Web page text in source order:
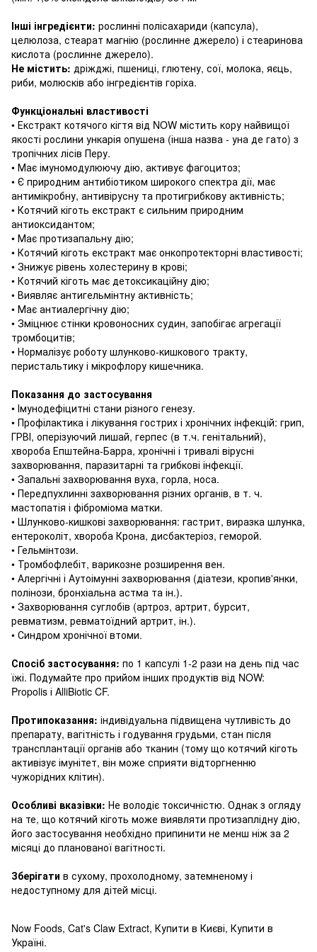
Інші інгредієнти: рослинні полісахариди (капсула),
целюлоза, стеарат магнію (рослинне джерело) і стеаринова
кислота (рослинне джерело).
Не містить: дріжджі, пшениці, глютену, сої, молока, яєць,
риби, молюсків або інгредієнтів горіха.
Функціональні властивості
• Екстракт котячого кігтя від NOW містить кору найвищої
якості рослини ункарія опушена (інша назва - уна де гато) з
тропічних лісів Перу.
• Має імуномодулюючу дію, активує фагоцитоз;
• Є природним антибіотиком широкого спектра дії, має
антимікробну, антивірусну та протигрибкову активність;
• Котячий кіготь екстракт є сильним природним
антиоксидантом;
• Має протизапальну дію;
• Котячий кіготь екстракт має онкопротекторні властивості;
• Знижує рівень холестерину в крові;
• Котячий кіготь має детоксикаційну дію;
• Виявляє антигельмінтну активність;
• Має антиалергічну дію;
• Зміцнює стінки кровоносних судин, запобігає агрегації
тромбоцитів;
• Нормалізує роботу шлунково-кишкового тракту,
перистальтику і мікрофлору кишечника.
Показання до застосування
• Імунодефіцитні стани різного генезу.
• Профілактика і лікування гострих і хронічних інфекцій: грип,
ГРВІ, оперізуючий лишай, герпес (в т.ч. генітальний),
хвороба Епштейна-Барра, хронічні і тривалі вірусні
захворювання, паразитарні та грибкові інфекції.
• Запальні захворювання вуха, горла, носа.
• Передпухлинні захворювання різних органів, в т. ч.
мастопатія і фіброміома матки.
• Шлунково-кишкові захворювання: гастрит, виразка шлунка,
ентероколіт, хвороба Крона, дисбактеріоз, геморой.
• Гельмінтози.
• Тромбофлебіт, варикозне розширення вен.
• Алергічні і Аутоімунні захворювання (діатези, кропив'янки,
полінози, бронхіальна астма та ін.).
• Захворювання суглобів (артроз, артрит, бурсит,
ревматизм, ревматоїдний артрит, ін.).
• Синдром хронічної втоми.
Спосіб застосування: по 1 капсулі 1-2 рази на день під час
їжі. Подумайте про прийом інших продуктів від NOW:
Propolis і AlliBiotic CF.
Протипоказання: індивідуальна підвищена чутливість до
препарату, вагітність і годування грудьми, стан після
трансплантації органів або тканин (тому що котячий кіготь
активізує імунітет, він може сприяти відторгненню
чужорідних клітин).
Особливі вказівки: Не володіє токсичністю. Однак з огляду
на те, що котячий кіготь може виявляти протизаплідну дію,
його застосування необхідно припинити не менш ніж за 2
місяці до планованої вагітності.
Зберігати в сухому, прохолодному, затемненому і
недоступному для дітей місці.
Now Foods, Cat's Claw Extract, Купити в Києві, Купити в
Україні.